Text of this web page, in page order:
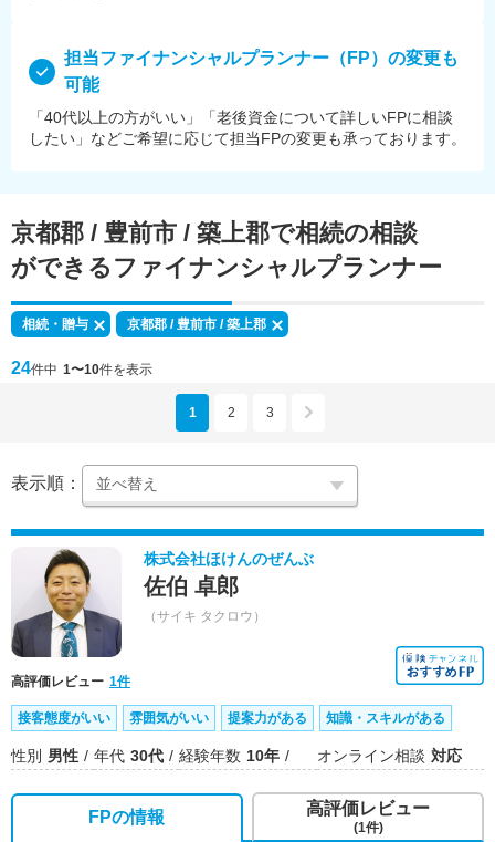
担当ファイナンシャルプランナー（FP）の変更も
可能
「40代以上の方がいい」「老後資金について詳しいFPに相談
したい」などご希望に応じて担当FPの変更も承っております。
京都郡 / 豊前市 / 築上郡で相続の相談
ができる ファイナンシャルプランナー
相続・贈与 京都郡 / 豊前市 / 築上郡
24件中 1〜10件を表示
1 2 3
表示順：
株式会社ほけんのぜんぶ
佐伯 卓郎
（サイキ タクロウ）
高評価レビュー 1件
接客態度がいい 雰囲気がいい 提案力がある 知識・スキルがある
性別 男性 年代 30代 経験年数 10年 オンライン相談 対応
FPの情報 高評価レビュー
(1件)